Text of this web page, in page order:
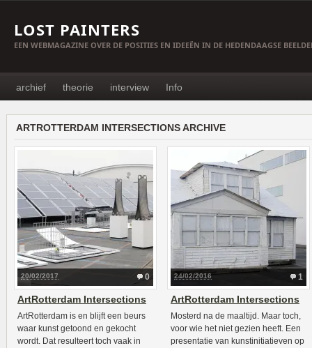
LOST PAINTERS
EEN WEBMAGAZINE OVER DE POSITIES EN IDEEËN IN DE HEDENDAAGSE
archief theorie interview Info
ARTROTTERDAM INTERSECTIONS ARCHIVE
0
20/02/2017
ArtRotterdam Intersections
ArtRotterdam is en blijft een beurs
waar kunst getoond en gekocht
wordt. Dat resulteert toch vaak in
1
24/02/2016
ArtRotterdam Intersections
Mosterd na de maaltijd. Maar toch,
voor wie het niet gezien heeft. Een
presentatie van kunstinitiatieven op